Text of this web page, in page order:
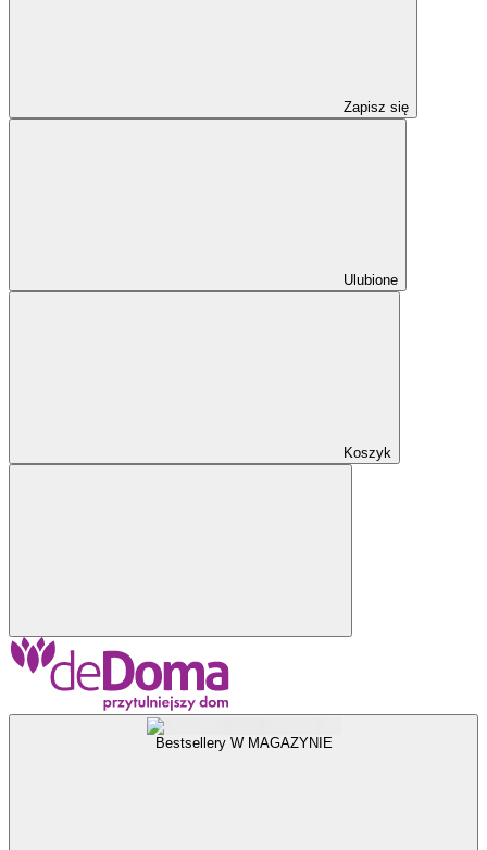
Zapisz się
Ulubione
Koszyk
Bestsellery W MAGAZYNIE